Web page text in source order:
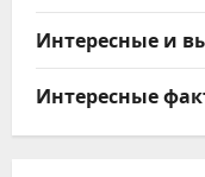
Интересные и
Интересные